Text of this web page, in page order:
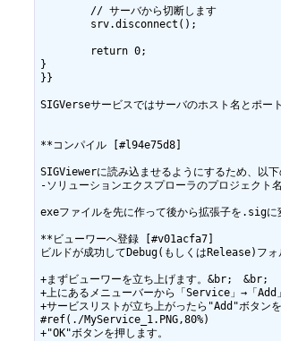
}
}}
SIGVerseサービスではサーバのホスト名とポー
**コンパイル [#l94e75d8]
SIGViewerに読み込ませるようにするため、以
-ソリューションエクスプローラのプロジェク
exeファイルを先に作って後から拡張子を.sigに
**ビューワーへ登録 [#v01acfa7]
ビルドが成功してDebug(もしくはRelease)フ
+まずビューワーを立ち上げます。&br;　&br;
+上にあるメニューバーから「Service」→「
+サービスリストが立ち上がったら"Add"ボタ
#ref(./MyService_1.PNG,80%)
+"OK"ボタンを押します。